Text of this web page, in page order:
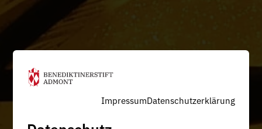
ImpressumDatenschutzerklärung